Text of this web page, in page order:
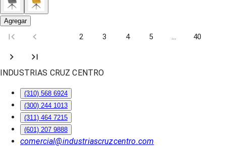
Agregar
2 3 4 5 … 40
INDUSTRIAS CRUZ CENTRO
(310) 568 6924
(300) 244 1013
(311) 464 7215
(601) 207 9888
comercial@industriascruzcentro.com